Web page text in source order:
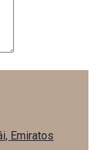
Emiratos